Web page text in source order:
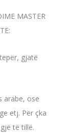
MASTER
gjatë
arabe, ose
etj. Për çka
të tillë.